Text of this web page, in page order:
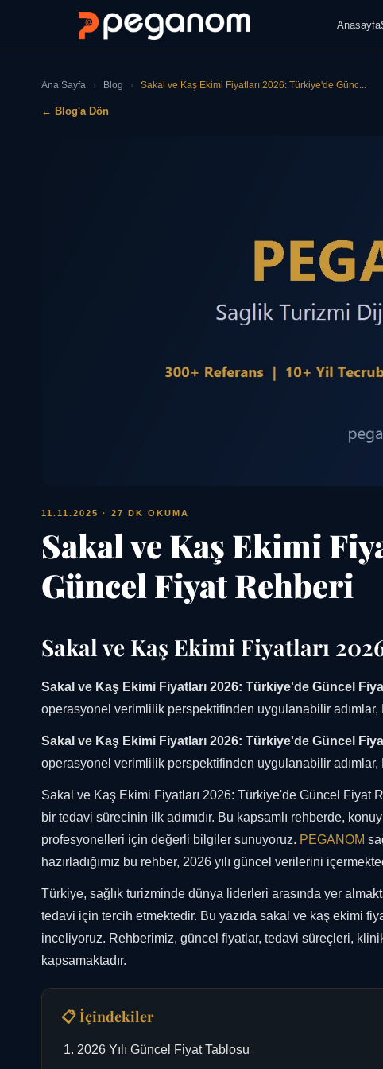
Anasayfa
Ana Sayfa › Blog › Sakal ve Kaş Ekimi Fiyatları 2026: Türkiye'de Günc...
← Blog'a Dön
11.11.2025 · 27 DK OKUMA
Sakal ve Kaş Ekimi
Güncel Fiyat Rehberi
Sakal ve Kaş Ekimi Fiyatları
Sakal ve Kaş Ekimi Fiyatları 2026: Türkiye'de Güncel
operasyonel verimlilik perspektifinden uygulanabilir adımlar,
Sakal ve Kaş Ekimi Fiyatları 2026: Türkiye'de Güncel
operasyonel verimlilik perspektifinden uygulanabilir adımlar,
Sakal ve Kaş Ekimi Fiyatları 2026: Türkiye'de Güncel Fiyat
bir tedavi sürecinin ilk adımıdır. Bu kapsamlı rehberde,
profesyonelleri için değerli bilgiler sunuyoruz. PEGANOM
hazırladığımız bu rehber, 2026 yılı güncel verilerini
Türkiye, sağlık turizminde dünya liderleri arasında yer
tedavi için tercih etmektedir. Bu yazıda sakal ve kaş ekimi
inceliyoruz. Rehberimiz, güncel fiyatlar, tedavi süreçleri,
kapsamaktadır.
📋 İçindekiler
2026 Yılı Güncel Fiyat Tablosu